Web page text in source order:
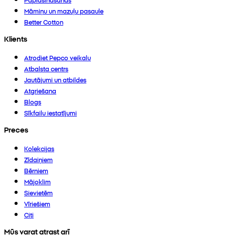
Māmiņu un mazuļu pasaule
Better Cotton
Klients
Atrodiet Pepco veikalu
Atbalsta centrs
Jautājumi un atbildes
Atgriešana
Blogs
Sīkfailu iestatījumi
Preces
Kolekcijas
Zīdaiņiem
Bērniem
Mājoklim
Sievietēm
Vīriešiem
Citi
Mūs varat atrast arī